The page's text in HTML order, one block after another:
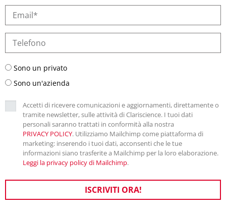
Sono un privato
Sono un'azienda
Accetti di ricevere comunicazioni e aggiornamenti, direttamente o
tramite newsletter, sulle attività di Clariscience. I tuoi dati
personali saranno trattati in conformità alla nostra
PRIVACY POLICY. Utilizziamo Mailchimp come piattaforma di
marketing: inserendo i tuoi dati, acconsenti che le tue
informazioni siano trasferite a Mailchimp per la loro elaborazione.
Leggi la privacy policy di Mailchimp.
ISCRIVITI ORA!